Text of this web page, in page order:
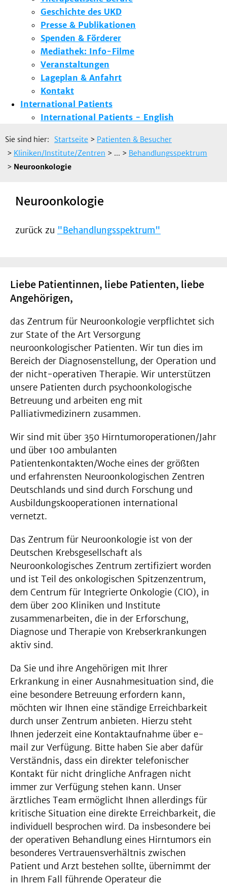
Geschichte des UKD
Presse & Publikationen
Spenden & Förderer
Mediathek: Info-Filme
Veranstaltungen
Lageplan & Anfahrt
Kontakt
International Patients
International Patients - English
Sie sind hier: Startseite > Patienten & Besucher
> Kliniken/Institute/Zentren > ... > Behandlungsspektrum
> Neuroonkologie
Neuroonkologie
zurück zu "Behandlungsspektrum"
Liebe Patientinnen, liebe Patienten, liebe
Angehörigen,
das Zentrum für Neuroonkologie verpflichtet sich
zur State of the Art Versorgung
neuroonkologischer Patienten. Wir tun dies im
Bereich der Diagnosenstellung, der Operation und
der nicht-operativen Therapie. Wir unterstützen
unsere Patienten durch psychoonkologische
Betreuung und arbeiten eng mit
Palliativmedizinern zusammen.
Wir sind mit über 350 Hirntumoroperationen/Jahr
und über 100 ambulanten
Patientenkontakten/Woche eines der größten
und erfahrensten Neuroonkologischen Zentren
Deutschlands und sind durch Forschung und
Ausbildungskooperationen international
vernetzt.
Das Zentrum für Neuroonkologie ist von der
Deutschen Krebsgesellschaft als
Neuroonkologisches Zentrum zertifiziert worden
und ist Teil des onkologischen Spitzenzentrum,
dem Centrum für Integrierte Onkologie (CIO), in
dem über 200 Kliniken und Institute
zusammenarbeiten, die in der Erforschung,
Diagnose und Therapie von Krebserkrankungen
aktiv sind.
Da Sie und ihre Angehörigen mit Ihrer
Erkrankung in einer Ausnahmesituation sind, die
eine besondere Betreuung erfordern kann,
möchten wir Ihnen eine ständige Erreichbarkeit
durch unser Zentrum anbieten. Hierzu steht
Ihnen jederzeit eine Kontaktaufnahme über e-
mail zur Verfügung. Bitte haben Sie aber dafür
Verständnis, dass ein direkter telefonischer
Kontakt für nicht dringliche Anfragen nicht
immer zur Verfügung stehen kann. Unser
ärztliches Team ermöglicht Ihnen allerdings für
kritische Situation eine direkte Erreichbarkeit, die
individuell besprochen wird. Da insbesondere bei
der operativen Behandlung eines Hirntumors ein
besonderes Vertrauensverhältnis zwischen
Patient und Arzt bestehen sollte, übernimmt der
in Ihrem Fall führende Operateur die